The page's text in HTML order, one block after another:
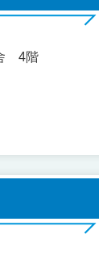
4階